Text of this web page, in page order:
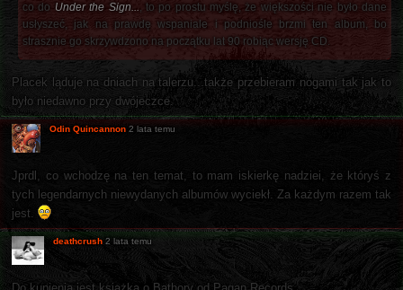
co do Under the Sign..., to po prostu myślę, że większości nie było dane
usłyszeć, jak na prawdę wspaniale i podniośle brzmi ten album, bo
strasznie go skrzywdzono na początku lat 90 robiąc wersję CD.
Placek ląduje na dniach na talerzu...także przebieram nogami tak jak to
było niedawno przy dwójeczce.
Odin Quincannon 2 lata temu
Jprdl, co wchodzę na ten temat, to mam iskierkę nadziei, że któryś z
tych legendarnych niewydanych albumów wyciekł. Za każdym razem tak
jest.
deathcrush 2 lata temu